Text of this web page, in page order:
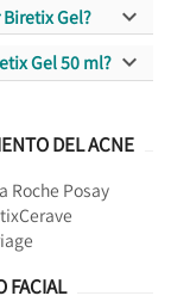
Gel? 
Gel 50 ml? 
DEL ACNE
Roche Posay
Cerave
FACIAL